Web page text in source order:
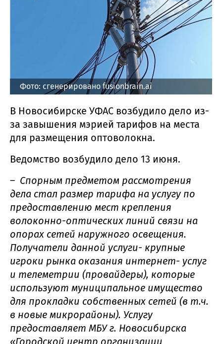
Фото: сгенерировано fusionbrain.ai
В Новосибирске УФАС возбудило дело из-
за завышения мэрией тарифов на места
для размещения оптоволокна.
Ведомство возбудило дело 13 июня.
– Спорным предметом рассмотрения
дела стал размер тарифа на услугу по
предоставлению мест крепления
волоконно-оптических линий связи на
опорах сетей наружного освещения.
Получатели данной услуги- крупные
игроки рынка оказания интернет- услуг
и телеметрии (провайдеры), которые
используют муниципальное имущество
для прокладки собственных сетей (в т.ч.
в новые микрорайоны). Услугу
предоставляет МБУ г. Новосибирска